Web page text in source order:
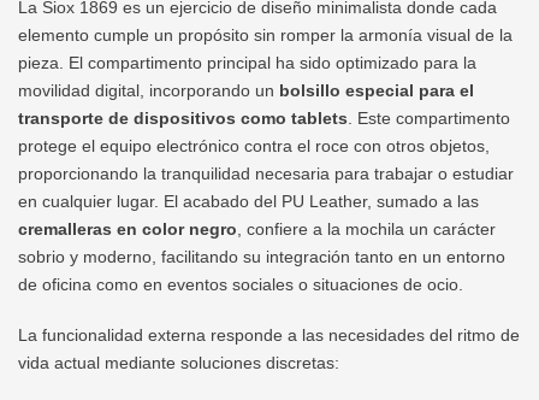
La Siox 1869 es un ejercicio de diseño minimalista donde cada
elemento cumple un propósito sin romper la armonía visual de la
pieza. El compartimento principal ha sido optimizado para la
movilidad digital, incorporando un bolsillo especial para el
transporte de dispositivos como tablets. Este compartimento
protege el equipo electrónico contra el roce con otros objetos,
proporcionando la tranquilidad necesaria para trabajar o estudiar
en cualquier lugar. El acabado del PU Leather, sumado a las
cremalleras en color negro, confiere a la mochila un carácter
sobrio y moderno, facilitando su integración tanto en un entorno
de oficina como en eventos sociales o situaciones de ocio.
La funcionalidad externa responde a las necesidades del ritmo de
vida actual mediante soluciones discretas: